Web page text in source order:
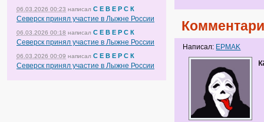
06.03.2026 00:23 написал С Е В Е Р С К
Северск принял участие в Лыжне России
06.03.2026 00:18 написал С Е В Е Р С К
Северск принял участие в Лыжне России
06.03.2026 00:09 написал С Е В Е Р С К
Северск принял участие в Лыжне России
Написал: EPMAK